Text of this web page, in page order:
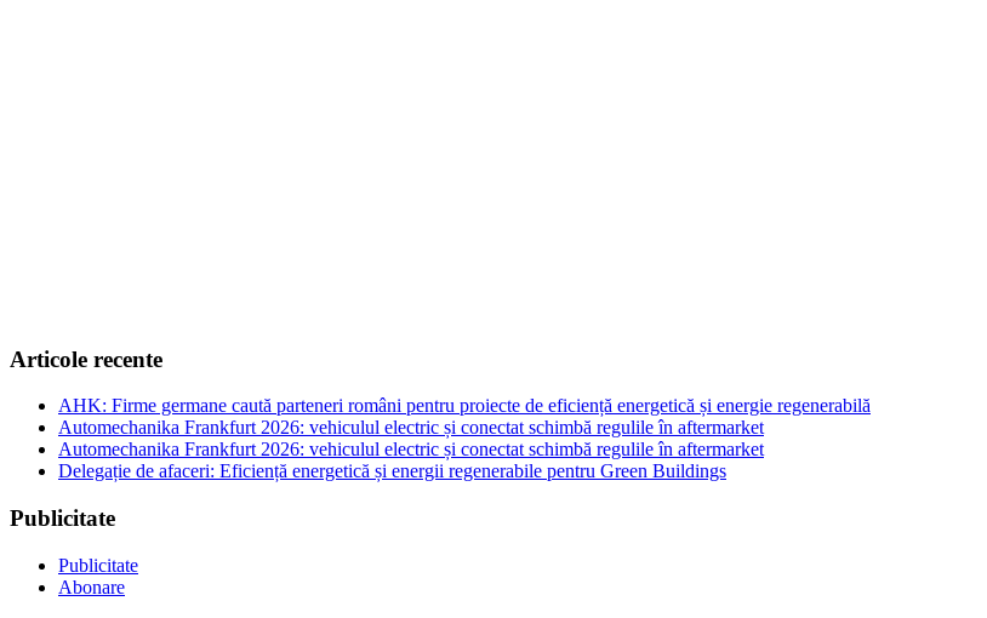
Articole recente
AHK: Firme germane caută parteneri români pentru proiecte de eficiență energetică și energie regenerabilă
Automechanika Frankfurt 2026: vehiculul electric și conectat schimbă regulile în aftermarket
Automechanika Frankfurt 2026: vehiculul electric și conectat schimbă regulile în aftermarket
Delegație de afaceri: Eficiență energetică și energii regenerabile pentru Green Buildings
Publicitate
Publicitate
Abonare